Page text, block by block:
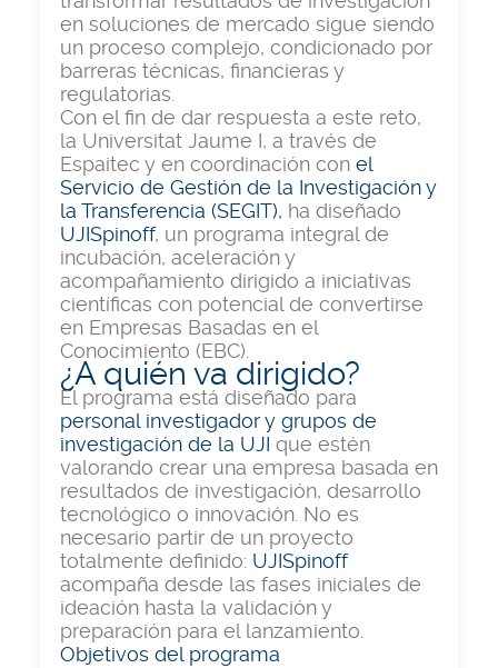
en soluciones de mercado sigue siendo
un proceso complejo, condicionado por
barreras técnicas, financieras y
regulatorias.
Con el fin de dar respuesta a este reto,
la Universitat Jaume I, a través de
Espaitec y en coordinación con el
Servicio de Gestión de la Investigación y
la Transferencia (SEGIT), ha diseñado
UJISpinoff, un programa integral de
incubación, aceleración y
acompañamiento dirigido a iniciativas
científicas con potencial de convertirse
en Empresas Basadas en el
Conocimiento (EBC).
¿A quién va dirigido?
El programa está diseñado para
personal investigador y grupos de
investigación de la UJI que estén
valorando crear una empresa basada en
resultados de investigación, desarrollo
tecnológico o innovación. No es
necesario partir de un proyecto
totalmente definido: UJISpinoff
acompaña desde las fases iniciales de
ideación hasta la validación y
preparación para el lanzamiento.
Objetivos del programa